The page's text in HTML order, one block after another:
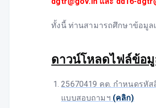
ทั้งนี้ ท่านสามารถศึกษาข้อมูลเ
ดาวน์โหลดไฟล์ข้อ
25670419 คต. กำหนดรหั
แบบสอบถามฯ (คลิก)